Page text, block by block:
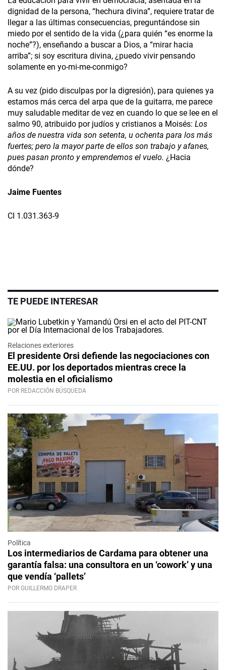
dignidad de la persona, “hechura divina”, requiere tratar de
llegar a las últimas consecuencias, preguntándose sin
miedo por el sentido de la vida (¿para quién “es enorme la
noche”?), enseñando a buscar a Dios, a “mirar hacia
arriba”; si soy escritura divina, ¿puedo vivir pensando
solamente en yo-mi-me-conmigo?
A su vez (pido disculpas por la digresión), para quienes ya
estamos más cerca del arpa que de la guitarra, me parece
muy saludable meditar de vez en cuando lo que se lee en el
salmo 90, atribuido por judíos y cristianos a Moisés: Los
años de nuestra vida son setenta, u ochenta para los más
fuertes; pero la mayor parte de ellos son trabajo y afanes,
pues pasan pronto y emprendemos el vuelo. ¿Hacia
dónde?
Jaime Fuentes
CI 1.031.363-9
TE PUEDE INTERESAR
Relaciones exteriores
El presidente Orsi defiende las negociaciones con
EE.UU. por los deportados mientras crece la
molestia en el oficialismo
POR REDACCIÓN BÚSQUEDA
Política
Los intermediarios de Cardama para obtener una
garantía falsa: una consultora en un ‘cowork’ y una
que vendía ‘pallets’
POR GUILLERMO DRAPER